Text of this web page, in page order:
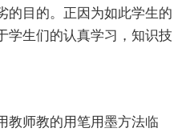
的目的。正因为如此学生的
学生们的认真学习，知识技
教师教的用笔用墨方法临